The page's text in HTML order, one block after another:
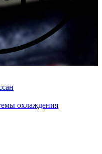
охлаждения